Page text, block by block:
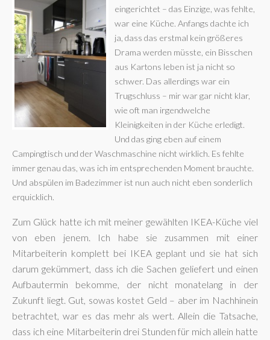
eingerichtet – das Einzige, was fehlte,
war eine Küche. Anfangs dachte ich
ja, dass das erstmal kein größeres
Drama werden müsste, ein Bisschen
aus Kartons leben ist ja nicht so
schwer. Das allerdings war ein
Trugschluss – mir war gar nicht klar,
wie oft man irgendwelche
Kleinigkeiten in der Küche erledigt.
Und das ging eben auf einem
Campingtisch und der Waschmaschine nicht wirklich. Es fehlte
immer genau das, was ich im entsprechenden Moment brauchte.
Und abspülen im Badezimmer ist nun auch nicht eben sonderlich
erquicklich.
Zum Glück hatte ich mit meiner gewählten IKEA-Küche viel
von eben jenem. Ich habe sie zusammen mit einer
Mitarbeiterin komplett bei IKEA geplant und sie hat sich
darum gekümmert, dass ich die Sachen geliefert und einen
Aufbautermin bekomme, der nicht monatelang in der
Zukunft liegt. Gut, sowas kostet Geld – aber im Nachhinein
betrachtet, war es das mehr als wert. Allein die Tatsache,
dass ich eine Mitarbeiterin drei Stunden für mich allein hatte